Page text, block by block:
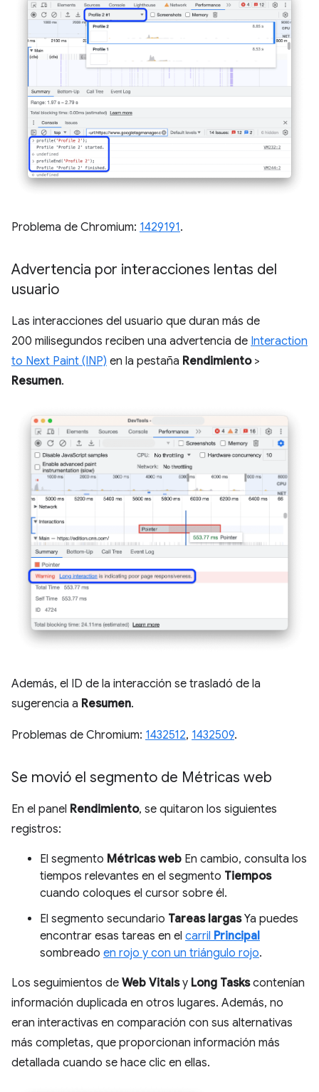
Problema de Chromium: 1429191.
Advertencia por interacciones lentas del
usuario
Las interacciones del usuario que duran más de
200 milisegundos reciben una advertencia de Interaction
to Next Paint (INP) en la pestaña Rendimiento>
Resumen.
Además, el ID de la interacción se trasladó de la
sugerencia a Resumen.
Problemas de Chromium: 1432512, 1432509.
Se movió el segmento de Métricas web
En el panel Rendimiento, se quitaron los siguientes
registros:
El segmento Métricas web En cambio, consulta los
tiempos relevantes en el segmento Tiempos
cuando coloques el cursor sobre él.
El segmento secundario Tareas largasYa puedes
encontrar esas tareas en el carril Principal
sombreado en rojo y con un triángulo rojo.
Los seguimientos de Web Vitalsy Long Taskscontenían
información duplicada en otros lugares. Además, no
eran interactivas en comparación con sus alternativas
más completas, que proporcionan información más
detallada cuando se hace clic en ellas.